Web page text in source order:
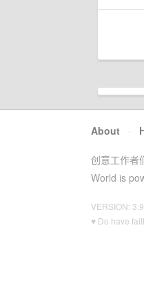
About ·
创意工作者
World is
VERSION:
♥ Do have